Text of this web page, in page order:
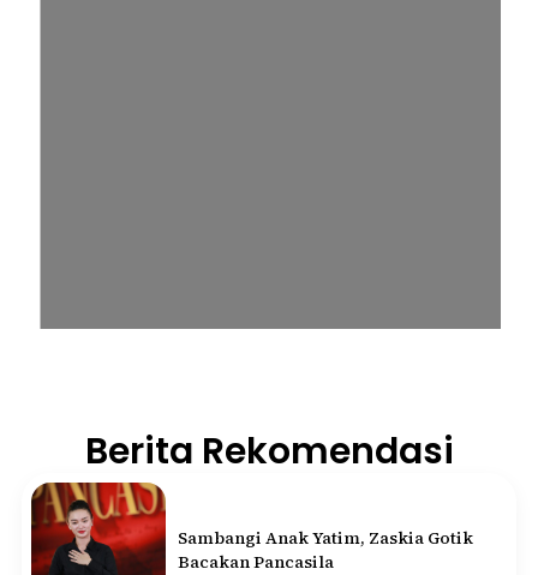
Berita Rekomendasi
Sambangi Anak Yatim, Zaskia Gotik
Bacakan Pancasila